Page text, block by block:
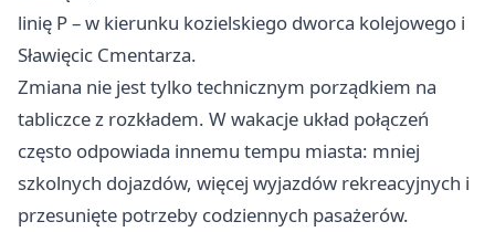
linię P – w kierunku kozielskiego dworca kolejowego i
Sławięcic Cmentarza.
Zmiana nie jest tylko technicznym porządkiem na
tabliczce z rozkładem. W wakacje układ połączeń
często odpowiada innemu tempu miasta: mniej
szkolnych dojazdów, więcej wyjazdów rekreacyjnych i
przesunięte potrzeby codziennych pasażerów.